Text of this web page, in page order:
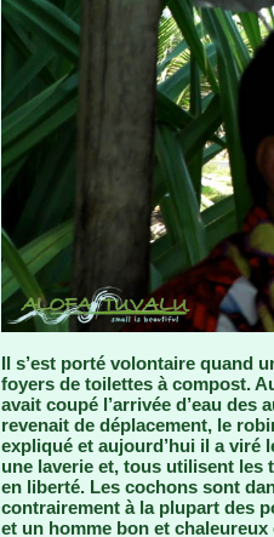
Il s’est porté volontaire quand
foyers de toilettes à compost.
avait coupé l’arrivée d’eau
revenait de déplacement, le
expliqué et aujourd’hui il a viré
une laverie et, tous utilisent les
en liberté. Les cochons sont
contrairement à la plupart des
et un homme bon et